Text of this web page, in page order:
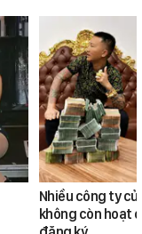
Nhiều công ty
không còn hoạt